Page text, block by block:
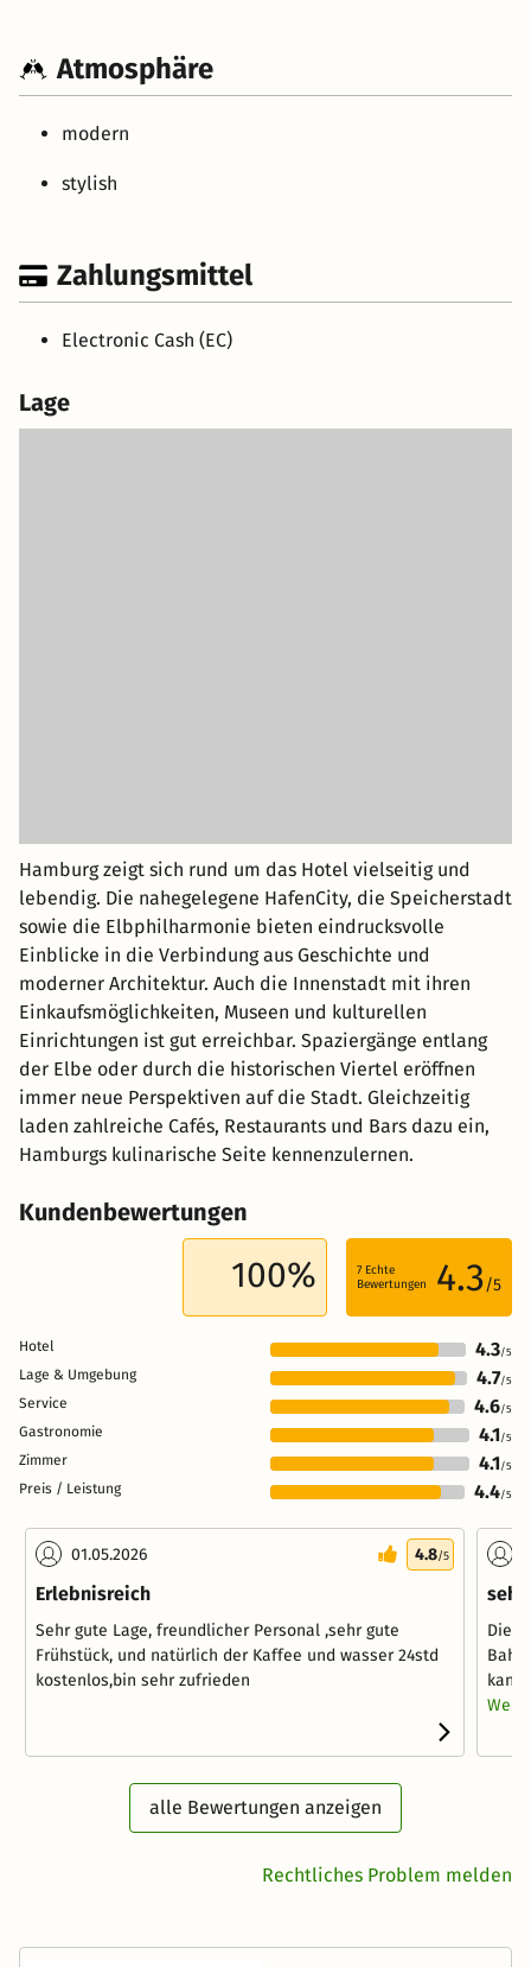
Atmosphäre
modern
stylish
Zahlungsmittel
Electronic Cash (EC)
Lage
Hamburg zeigt sich rund um das Hotel vielseitig und
lebendig. Die nahegelegene HafenCity, die Speicherstadt
sowie die Elbphilharmonie bieten eindrucksvolle
Einblicke in die Verbindung aus Geschichte und
moderner Architektur. Auch die Innenstadt mit ihren
Einkaufsmöglichkeiten, Museen und kulturellen
Einrichtungen ist gut erreichbar. Spaziergänge entlang
der Elbe oder durch die historischen Viertel eröffnen
immer neue Perspektiven auf die Stadt. Gleichzeitig
laden zahlreiche Cafés, Restaurants und Bars dazu ein,
Hamburgs kulinarische Seite kennenzulernen.
Kundenbewertungen
100% 7 Echte
Bewertungen
4.3/5
Hotel 4.3/5
Lage & Umgebung 4.7/5
Service 4.6/5
Gastronomie 4.1/5
Zimmer 4.1/5
Preis / Leistung 4.4/5
01.05.2026 4.8/5
Erlebnisreich
Sehr gute Lage, freundlicher Personal ,sehr gute
Frühstück, und natürlich der Kaffee und wasser 24std
kostenlos,bin sehr zufrieden
sehr
Die
kann
alle Bewertungen anzeigen
Rechtliches Problem melden